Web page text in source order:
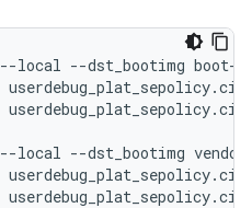
--local --dst_bootimg boot-
--local --dst_bootimg